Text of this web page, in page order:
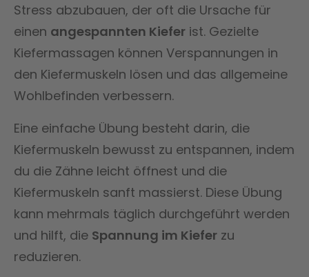
Stress abzubauen, der oft die Ursache für
einen angespannten Kiefer ist. Gezielte
Kiefermassagen können Verspannungen in
den Kiefermuskeln lösen und das allgemeine
Wohlbefinden verbessern.
Eine einfache Übung besteht darin, die
Kiefermuskeln bewusst zu entspannen, indem
du die Zähne leicht öffnest und die
Kiefermuskeln sanft massierst. Diese Übung
kann mehrmals täglich durchgeführt werden
und hilft, die Spannung im Kiefer zu
reduzieren.